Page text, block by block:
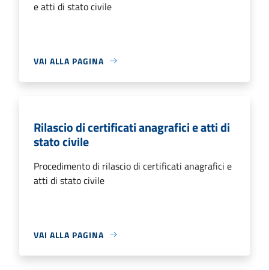
e atti di stato civile
VAI ALLA PAGINA
Rilascio di certificati anagrafici e atti di
stato civile
Procedimento di rilascio di certificati anagrafici e
atti di stato civile
VAI ALLA PAGINA